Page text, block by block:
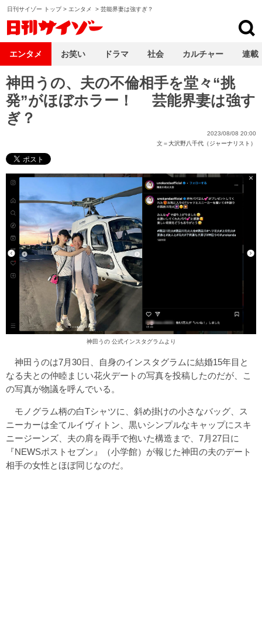
日刊サイゾー トップ> エンタメ > 芸能界妻は強すぎ？
神田うの、夫の不倫相手を堂々“挑
発”がほぼホラー！ 芸能界妻は強す
ぎ？
2023/08/08 20:00
文＝大沢野八千代（ジャーナリスト）
神田うの 公式インスタグラムより
神田うのは7月30日、自身のインスタグラムに結婚15年目と
なる夫との仲睦まじい花火デートの写真を投稿したのだが、こ
の写真が物議を呼んでいる。
モノグラム柄の白Tシャツに、斜め掛けの小さなバッグ、ス
ニーカーは全てルイヴィトン、黒いシンプルなキャップにスキ
ニージーンズ、夫の肩を両手で抱いた構造まで、7月27日に
『NEWSポストセブン』（小学館）が報じた神田の夫のデート
相手の女性とほぼ同じなのだ。
エンタメ お笑い ドラマ 社会 カルチャー 連載